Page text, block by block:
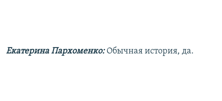
Екатерина Пархоменко: Обычная история, да.